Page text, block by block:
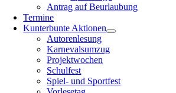
Antrag auf Beurlaubung
Termine
Kunterbunte Aktionen
Autorenlesung
Karnevalsumzug
Projektwochen
Schulfest
Spiel- und Sportfest